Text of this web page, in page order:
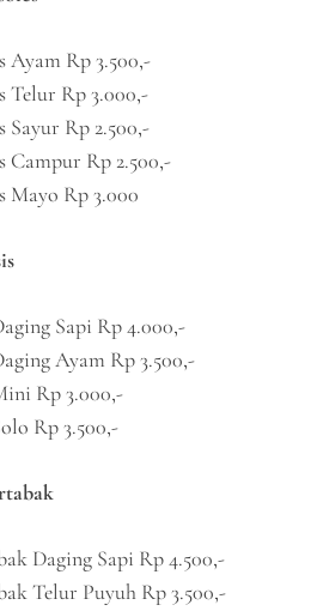
Ayam Rp 3.500,-
Telur Rp 3.000,-
Sayur Rp 2.500,-
Campur Rp 2.500,-
Mayo Rp 3.000
Sapi Rp 4.000,-
Ayam Rp 3.500,-
Rp 3.000,-
Rp 3.500,-
Daging Sapi Rp 4.500,-
Telur Puyuh Rp 3.500,-